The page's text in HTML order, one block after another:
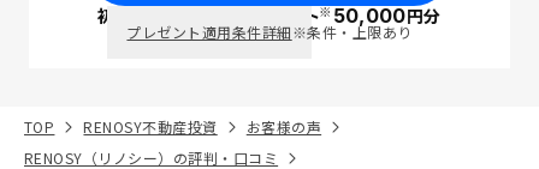
初回面談で ポイント※50,000円分
プレゼント適用条件詳細※条件・上限あり
TOP RENOSY不動産投資
お客様の声
RENOSY（リノシー）の評判・口コミ